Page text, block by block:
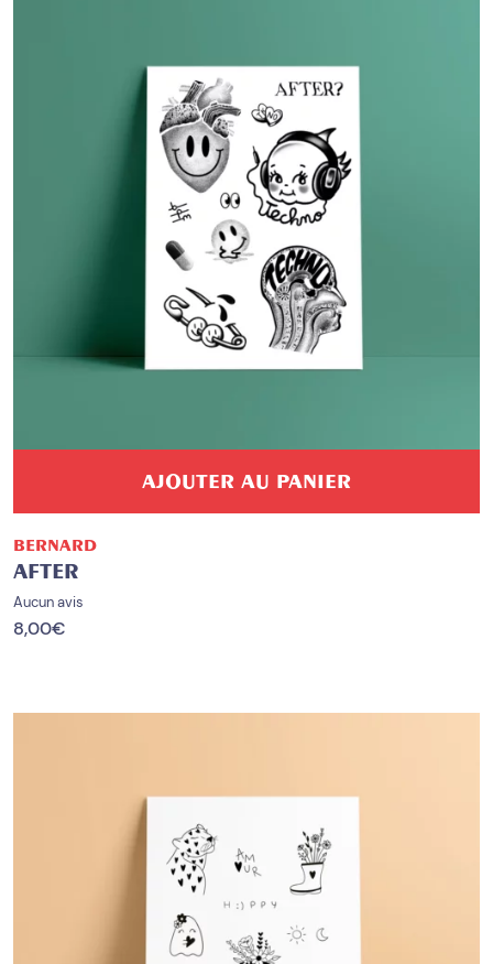
AJOUTER AU PANIER
BERNARD
AFTER
Aucun avis
8,00€